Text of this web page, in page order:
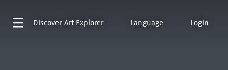
Discover Art Explorer Language Login